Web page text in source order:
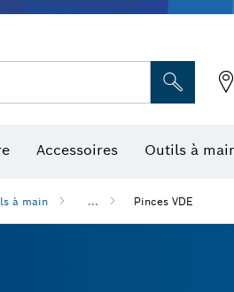
Accessoires Outils à
à main ... Pinces VDE